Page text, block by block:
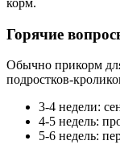
корм.
Горячие
Обычно прикорм
подростков-
3-4 недели:
4-5 недель:
5-6 недель: